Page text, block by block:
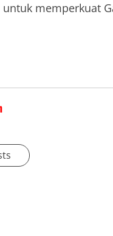
memperkuat